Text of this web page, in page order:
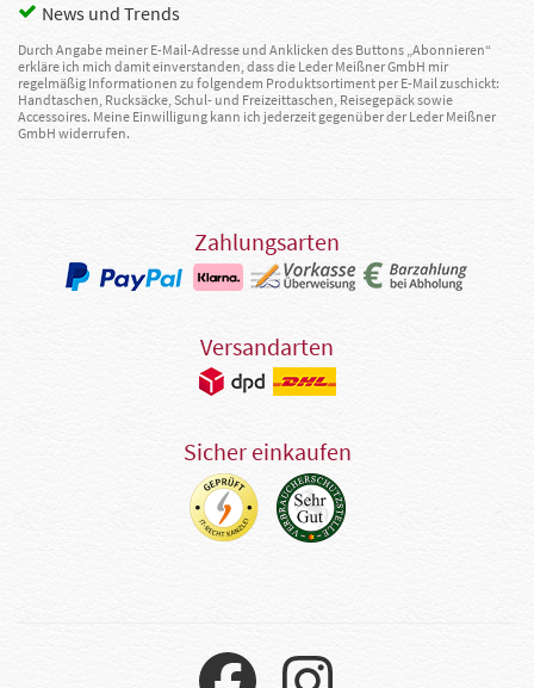
News und Trends
Durch Angabe meiner E-Mail-Adresse und Anklicken des Buttons „Abonnieren“
erkläre ich mich damit einverstanden, dass die Leder Meißner GmbH mir
regelmäßig Informationen zu folgendem Produktsortiment per E-Mail zuschickt:
Handtaschen, Rucksäcke, Schul- und Freizeittaschen, Reisegepäck sowie
Accessoires. Meine Einwilligung kann ich jederzeit gegenüber der Leder Meißner
GmbH widerrufen.
Zahlungsarten
Versandarten
Sicher einkaufen